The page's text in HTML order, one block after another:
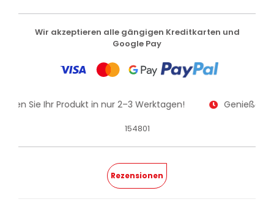
Wir akzeptieren alle gängigen Kreditkarten und
Google Pay
Sie Ihr Produkt in nur 2–3 Werktagen! Genießen
154801
Rezensionen